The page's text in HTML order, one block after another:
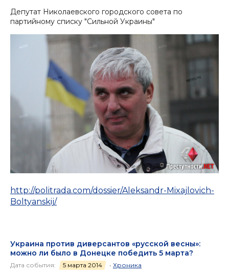
Депутат Николаевского городского совета по
партийному списку "Сильной Украины"
http://politrada.com/dossier/Aleksandr-Mixajlovich-
Boltyanskij/
Украина против диверсантов «русской весны»:
можно ли было в Донецке победить 5 марта?
Дата события: 5 марта 2014 • Хроника